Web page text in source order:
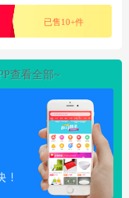
已售10+件
查看全部~